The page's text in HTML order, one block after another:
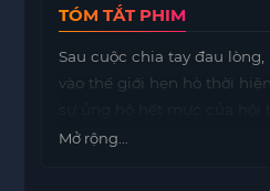
TÓM TẮT PHIM
Sau cuộc chia tay đau
vào thế giới hẹn hò thời
Mở rộng...